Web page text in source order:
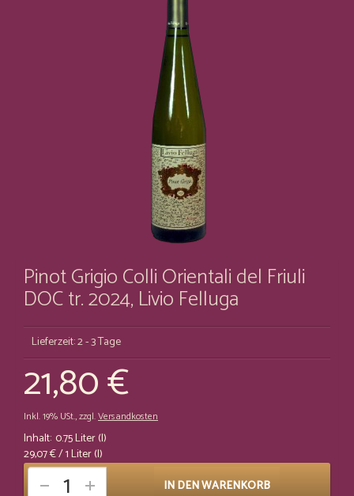
Pinot Grigio Colli Orientali del Friuli
DOC tr. 2024, Livio Felluga
Lieferzeit: 2 - 3 Tage
21,80 €
Inkl. 19% USt.,zzgl.Versandkosten
Inhalt: 0.75 Liter (l)
29,07 €/ 1 Liter (l)
IN DEN WARENKORB